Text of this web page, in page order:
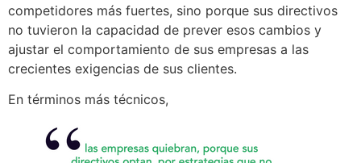
competidores más fuertes, sino porque sus directivos
no tuvieron la capacidad de prever esos cambios y
ajustar el comportamiento de sus empresas a las
crecientes exigencias de sus clientes.
En términos más técnicos,